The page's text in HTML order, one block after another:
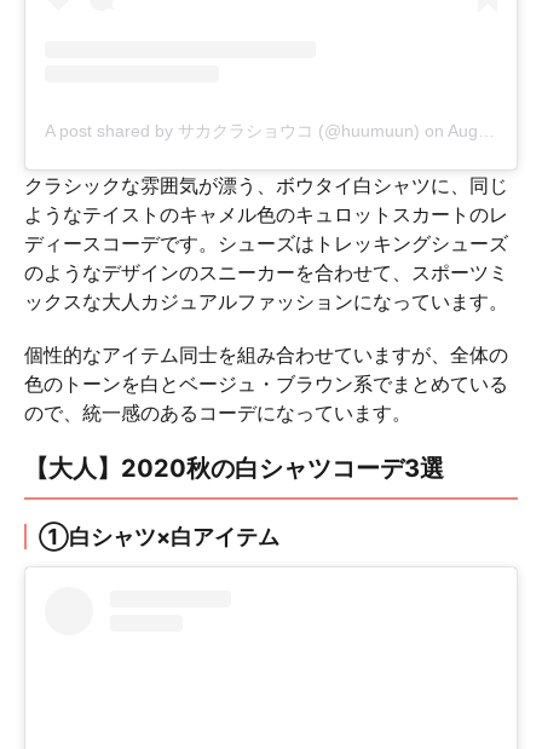
A post shared by サカクラショウコ (@huumuun) on Aug 28, 2019 at 7:12am PDT
クラシックな雰囲気が漂う、ボウタイ白シャツに、同じ
ようなテイストのキャメル色のキュロットスカートのレ
ディースコーデです。シューズはトレッキングシューズ
のようなデザインのスニーカーを合わせて、スポーツミ
ックスな大人カジュアルファッションになっています。
個性的なアイテム同士を組み合わせていますが、全体の
色のトーンを白とベージュ・ブラウン系でまとめている
ので、統一感のあるコーデになっています。
【大人】2020秋の白シャツコーデ3選
①白シャツ×白アイテム